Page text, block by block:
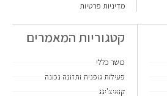
מדיניות פרטיות
קטגוריות המאמרים
כושר כללי
פעילות גופנית ותזונה נכונה
קואיצ'ינג